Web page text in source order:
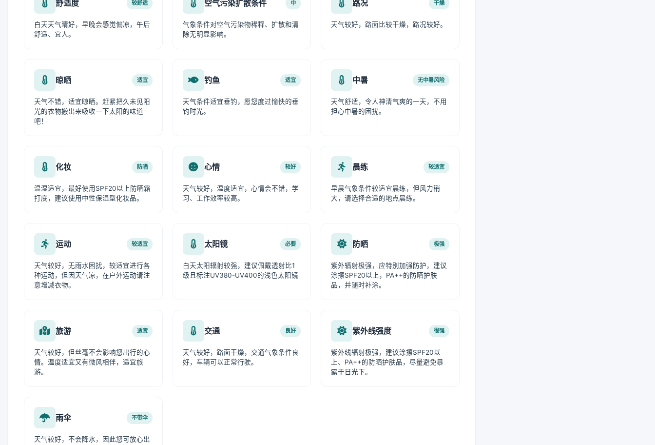
舒适度 较舒适
白天天气晴好，早晚会感觉偏凉，午后
舒适、宜人。
空气污染扩散条件 中
气象条件对空气污染物稀释、扩散和清
除无明显影响。
路况 干燥
天气较好，路面比较干燥，路况较好。
晾晒 适宜
天气不错，适宜晾晒。赶紧把久未见阳
光的衣物搬出来吸收一下太阳的味道
吧！
钓鱼 适宜
天气条件适宜垂钓，愿您度过愉快的垂
钓时光。
中暑 无中暑风险
天气舒适，令人神清气爽的一天，不用
担心中暑的困扰。
化妆 防晒
温湿适宜，最好使用SPF20以上防晒霜
打底，建议使用中性保湿型化妆品。
心情 较好
天气较好，温度适宜，心情会不错，学
习、工作效率较高。
晨练 较适宜
早晨气象条件较适宜晨练，但风力稍
大，请选择合适的地点晨练。
运动 较适宜
天气较好，无雨水困扰，较适宜进行各
种运动，但因天气凉，在户外运动请注
意增减衣物。
太阳镜 必要
白天太阳辐射较强，建议佩戴透射比1
级且标注UV380-UV400的浅色太阳镜
防晒 极强
紫外辐射极强，应特别加强防护，建议
涂擦SPF20以上，PA++的防晒护肤
品，并随时补涂。
旅游 适宜
天气较好，但丝毫不会影响您出行的心
情。温度适宜又有微风相伴，适宜旅
游。
交通 良好
天气较好，路面干燥，交通气象条件良
好，车辆可以正常行驶。
紫外线强度 很强
紫外线辐射极强，建议涂擦SPF20以
上、PA++的防晒护肤品，尽量避免暴
露于日光下。
雨伞 不带伞
天气较好，不会降水，因此您可放心出